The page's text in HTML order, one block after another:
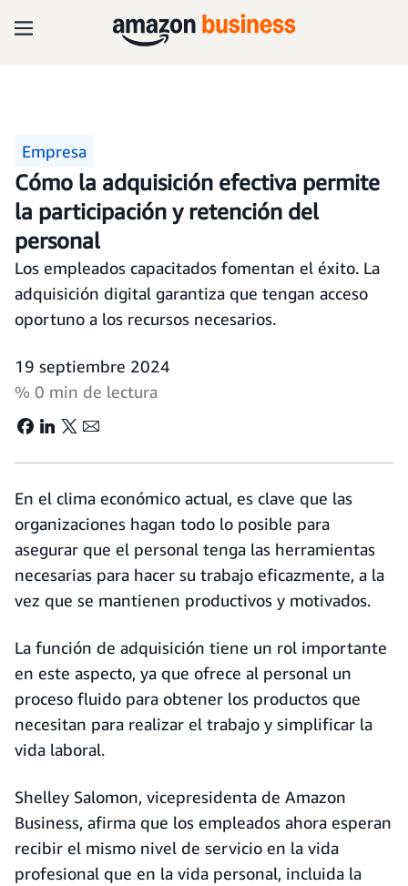
Empresa
Cómo la adquisición efectiva permite
la participación y retención del
personal
Los empleados capacitados fomentan el éxito. La
adquisición digital garantiza que tengan acceso
oportuno a los recursos necesarios.
19 septiembre 2024
% 0 min de lectura
En el clima económico actual, es clave que las
organizaciones hagan todo lo posible para
asegurar que el personal tenga las herramientas
necesarias para hacer su trabajo eficazmente, a la
vez que se mantienen productivos y motivados.
La función de adquisición tiene un rol importante
en este aspecto, ya que ofrece al personal un
proceso fluido para obtener los productos que
necesitan para realizar el trabajo y simplificar la
vida laboral.
Shelley Salomon, vicepresidenta de Amazon
Business, afirma que los empleados ahora esperan
recibir el mismo nivel de servicio en la vida
profesional que en la vida personal, incluida la